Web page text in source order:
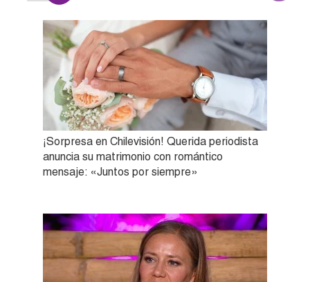
¡Sorpresa en Chilevisión! Querida periodista
anuncia su matrimonio con romántico
mensaje: «Juntos por siempre»